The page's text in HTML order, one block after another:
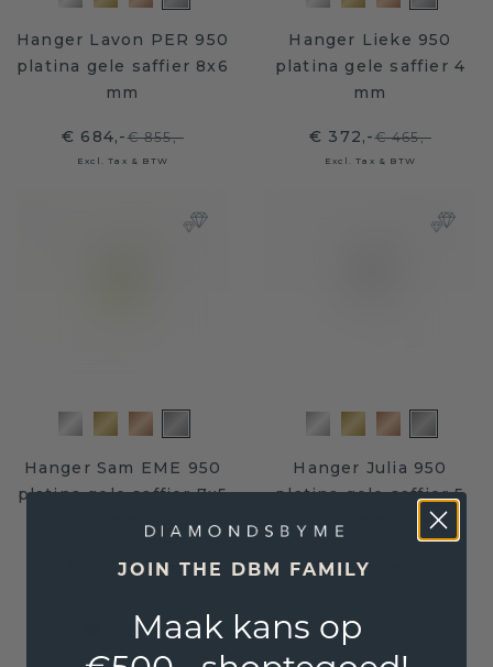
Hanger Lavon PER 950
platina gele saffier 8x6
mm
€ 684,-€ 855,-
Excl. Tax & BTW
Hanger Lieke 950
platina gele saffier 4
mm
€ 372,-€ 465,-
Excl. Tax & BTW
Hanger Sam EME 950
platina gele saffier 7x5
€ 847,20 € 1.059,-
Hanger Julia 950
platina gele saffier 5
€ 380,-
Ecologisch verantwoorde sieraden
JOIN THE DBM FAMILY
Maak kans op